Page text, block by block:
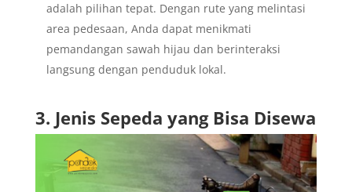
adalah pilihan tepat. Dengan rute yang melintasi
area pedesaan, Anda dapat menikmati
pemandangan sawah hijau dan berinteraksi
langsung dengan penduduk lokal.
3. Jenis Sepeda yang Bisa Disewa